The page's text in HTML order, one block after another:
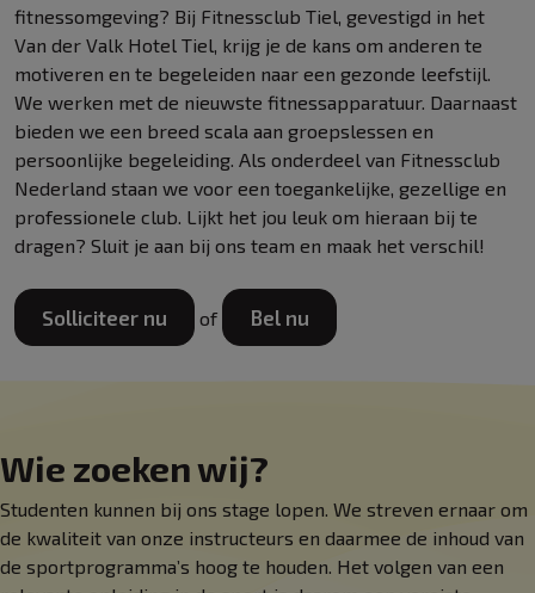
fitnessomgeving? Bij Fitnessclub Tiel, gevestigd in het
Van der Valk Hotel Tiel, krijg je de kans om anderen te
motiveren en te begeleiden naar een gezonde leefstijl.
We werken met de nieuwste fitnessapparatuur. Daarnaast
bieden we een breed scala aan groepslessen en
persoonlijke begeleiding. Als onderdeel van Fitnessclub
Nederland staan we voor een toegankelijke, gezellige en
professionele club. Lijkt het jou leuk om hieraan bij te
dragen? Sluit je aan bij ons team en maak het verschil!
Solliciteer nu of Bel nu
Wie zoeken wij?
Studenten kunnen bij ons stage lopen. We streven ernaar om
de kwaliteit van onze instructeurs en daarmee de inhoud van
de sportprogramma’s hoog te houden. Het volgen van een